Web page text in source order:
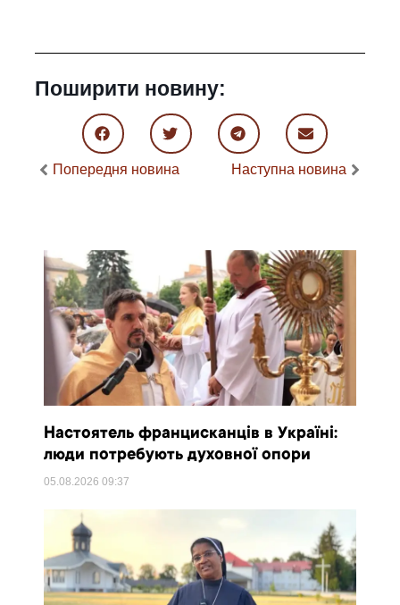
Поширити новину:
Попередня новина Наступна новина
Настоятель францисканців в Україні:
люди потребують духовної опори
05.08.202609:37